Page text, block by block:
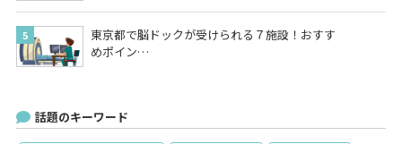
東京都で脳ドックが受けられる７施設！おすす
めポイン…
話題のキーワード